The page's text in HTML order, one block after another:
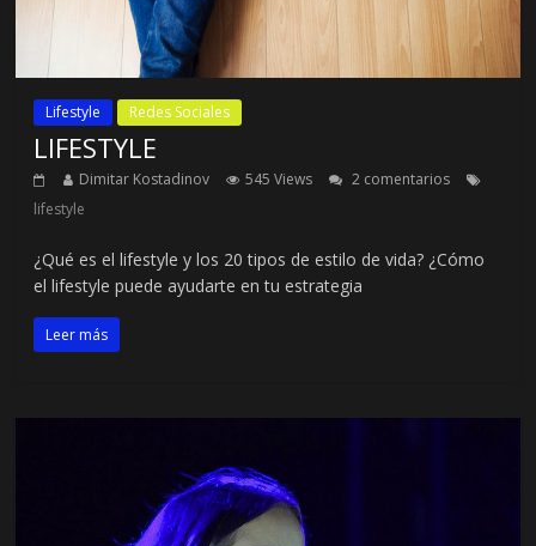
Lifestyle Redes Sociales
LIFESTYLE
Dimitar Kostadinov 545 Views
2 comentarios
lifestyle
¿Qué es el lifestyle y los 20 tipos de estilo de vida? ¿Cómo
el lifestyle puede ayudarte en tu estrategia
Leer más